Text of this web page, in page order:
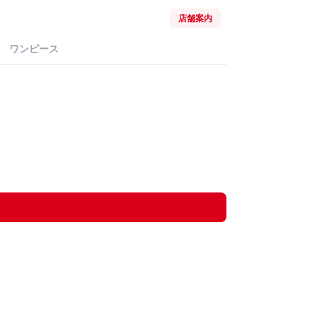
店舗案内
ワンピース